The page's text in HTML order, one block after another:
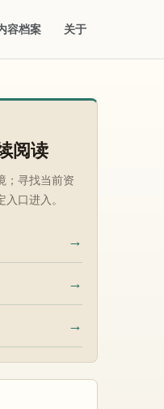
容档案 关于
阅读
；寻找当前资
口进入。
→
→
→